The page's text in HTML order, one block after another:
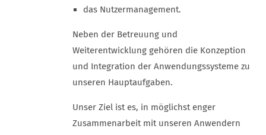
das Nutzermanagement.
Neben der Betreuung und
Weiterentwicklung gehören die Konzeption
und Integration der Anwendungssysteme zu
unseren Hauptaufgaben.
Unser Ziel ist es, in möglichst enger
Zusammenarbeit mit unseren Anwendern